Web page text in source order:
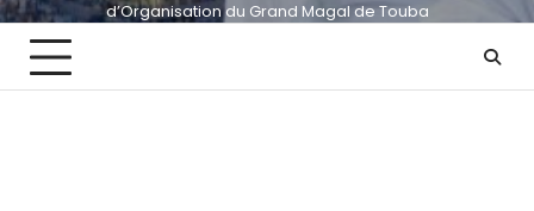
d’Organisation du Grand Magal de Touba